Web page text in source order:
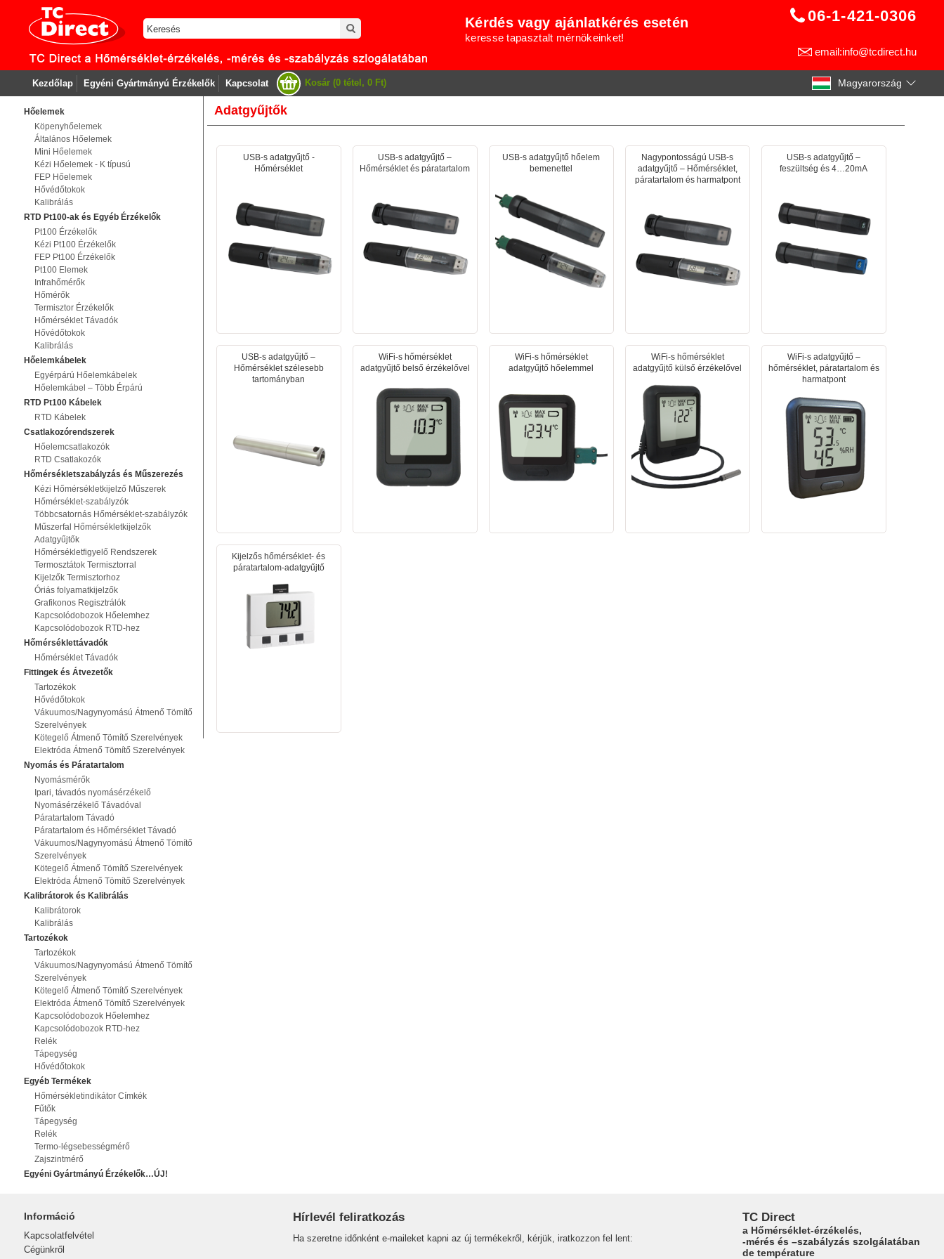
Magyarország
06-1-421-0306
email:info@tcdirect.hu
Kérdés vagy ajánlatkérés esetén
keresse tapasztalt mérnökeinket!
Kezdőlap Egyéni Gyártmányú Érzékelők Kapcsolat Kosár (0 tétel, 0 Ft)
Hőelemek
Köpenyhőelemek
Általános Hőelemek
Mini Hőelemek
Kézi Hőelemek - K típusú
FEP Hőelemek
Hővédőtokok
Kalibrálás
RTD Pt100-ak és Egyéb Érzékelők
Pt100 Érzékelők
Kézi Pt100 Érzékelők
FEP Pt100 Érzékelők
Pt100 Elemek
Infrahőmérők
Hőmérők
Termisztor Érzékelők
Hőmérséklet Távadók
Hővédőtokok
Kalibrálás
Hőelemkábelek
Egyérpárú Hőelemkábelek
Hőelemkábel – Több Érpárú
RTD Pt100 Kábelek
RTD Kábelek
Csatlakozórendszerek
Hőelemcsatlakozók
RTD Csatlakozók
Hőmérsékletszabályzás és Műszerezés
Kézi Hőmérsékletkijelző Műszerek
Hőmérséklet-szabályzók
Többcsatornás Hőmérséklet-szabályzók
Műszerfal Hőmérsékletkijelzők
Adatgyűjtők
Hőmérsékletfigyelő Rendszerek
Termosztátok Termisztorral
Kijelzők Termisztorhoz
Óriás folyamatkijelzők
Grafikonos Regisztrálók
Kapcsolódobozok Hőelemhez
Kapcsolódobozok RTD-hez
Hőmérséklettávadók
Hőmérséklet Távadók
Fittingek és Átvezetők
Tartozékok
Hővédőtokok
Vákuumos/Nagynyomású Átmenő Tömítő
Szerelvények
Kötegelő Átmenő Tömítő Szerelvények
Elektróda Átmenő Tömítő Szerelvények
Nyomás és Páratartalom
Nyomásmérők
Ipari, távadós nyomásérzékelő
Nyomásérzékelő Távadóval
Páratartalom Távadó
Páratartalom és Hőmérséklet Távadó
Vákuumos/Nagynyomású Átmenő Tömítő
Szerelvények
Kötegelő Átmenő Tömítő Szerelvények
Elektróda Átmenő Tömítő Szerelvények
Kalibrátorok és Kalibrálás
Kalibrátorok
Kalibrálás
Tartozékok
Tartozékok
Vákuumos/Nagynyomású Átmenő Tömítő
Szerelvények
Kötegelő Átmenő Tömítő Szerelvények
Elektróda Átmenő Tömítő Szerelvények
Kapcsolódobozok Hőelemhez
Kapcsolódobozok RTD-hez
Relék
Tápegység
Hővédőtokok
Egyéb Termékek
Hőmérsékletindikátor Címkék
Fűtők
Tápegység
Relék
Termo-légsebességmérő
Zajszintmérő
Egyéni Gyártmányú Érzékelők…ÚJ!
Adatgyűjtők
USB-s adatgyűjtő -
Hőmérséklet
USB-s adatgyűjtő –
Hőmérséklet és páratartalom
USB-s adatgyűjtő hőelem
bemenettel
Nagypontosságú USB-s
adatgyűjtő – Hőmérséklet,
páratartalom és harmatpont
USB-s adatgyűjtő –
feszültség és 4…20mA
USB-s adatgyűjtő –
Hőmérséklet szélesebb
tartományban
WiFi-s hőmérséklet
adatgyűjtő belső érzékelővel
WiFi-s hőmérséklet
adatgyűjtő hőelemmel
WiFi-s hőmérséklet
adatgyűjtő külső érzékelővel
WiFi-s adatgyűjtő –
hőmérséklet, páratartalom és
harmatpont
Kijelzős hőmérséklet- és
páratartalom-adatgyűjtő
Információ
Kapcsolatfelvétel
Cégünkről
Hírlevél feliratkozás
Ha szeretne időnként e-maileket kapni az új termékekről, kérjük, iratkozzon fel lent:
TC Direct
a Hőmérséklet-érzékelés,
-mérés és –szabályzás szolgálatában
de température